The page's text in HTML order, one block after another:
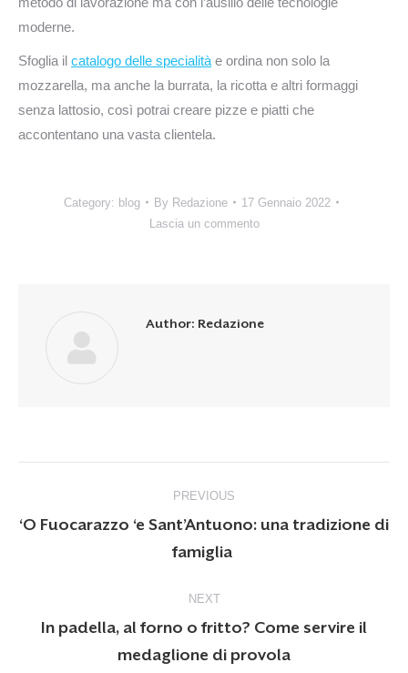
moderne.
Sfoglia il catalogo delle specialità e ordina non solo la
mozzarella, ma anche la burrata, la ricotta e altri formaggi
senza lattosio, così potrai creare pizze e piatti che
accontentano una vasta clientela.
Category: blog By Redazione
17 Gennaio 2022
Lascia un commento
Author: Redazione
navigation
PREVIOUS
post:
‘O Fuocarazzo ‘e Sant’Antuono: una tradizione di
famiglia
NEXT
post:
In padella, al forno o fritto? Come servire il
medaglione di provola